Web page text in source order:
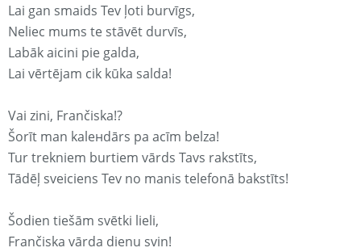
Lai gan smaids Tev ļoti burvīgs,
Neliec mums te stāvēt durvīs,
Labāk aicini pie galda,
Lai vērtējam cik kūka salda!
Vai zini, Frančiska!?
Šorīt man kaleнdārs pa acīm belza!
Tur trekniem burtiem vārds Tavs rakstīts,
Tādēļ sveiciens Tev no manis telefonā bakstīts!
Šodien tiešām svētki lieli,
Frančiska vārda dienu svin!